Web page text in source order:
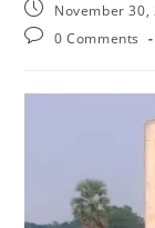
November 30,
0 Comments